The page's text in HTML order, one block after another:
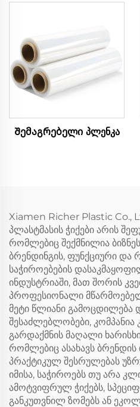
Შემაგრებელი პლენკა
Xiamen Richer Plastic Co.,
პლასტმასის ჭიქები არის
რომლებიც შექმნილია
ბრენდინგის, ფუნქციური და
საჭიროებების
ინდუსტრიაში, მათ შორის
პროფესიონალი
მეტი წლიანი გამოცდილება
შესაძლებლობები, კომპანია
გარდაქმნის მაღალი
რომლებიც ასახავს
პრაქტიკულ შესრულებას
იმისა, საჭიროებს თუ არა
ამოტვიფრულ ჭიქებს,
განკუთვნილ ზომებს ან